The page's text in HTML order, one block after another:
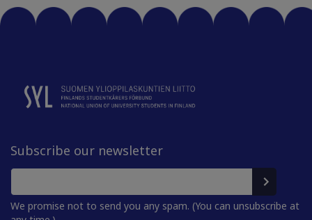
Subscribe our newsletter
We promise not to send you any spam. (You can unsubscribe at